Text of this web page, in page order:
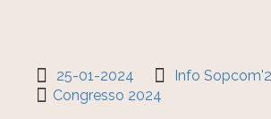
25-01-2024 Info
Congresso 2024